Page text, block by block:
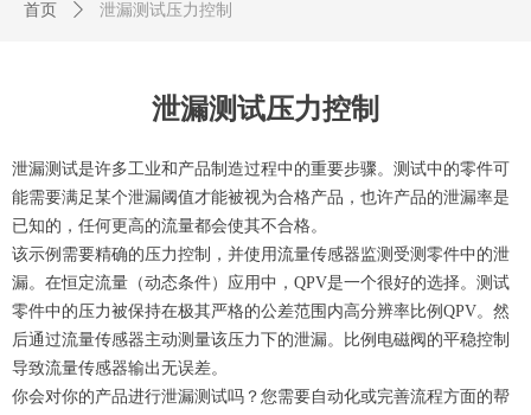
泄漏测试压力控制
泄漏测试是许多工业和产品制造过程中的重要步骤。测试中的零件可
能需要满足某个泄漏阈值才能被视为合格产品，也许产品的泄漏率是
已知的，任何更高的流量都会使其不合格。
该示例需要精确的压力控制，并使用流量传感器监测受测零件中的泄
漏。在恒定流量（动态条件）应用中，QPV是一个很好的选择。测试
零件中的压力被保持在极其严格的公差范围内高分辨率比例QPV。然
后通过流量传感器主动测量该压力下的泄漏。比例电磁阀的平稳控制
导致流量传感器输出无误差。
你会对你的产品进行泄漏测试吗？您需要自动化或完善流程方面的帮
首页 ꄲ 泄漏测试压力控制